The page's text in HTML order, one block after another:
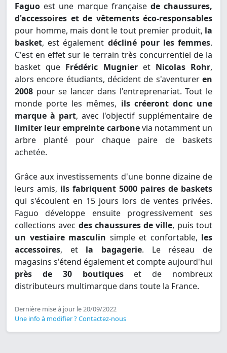
Faguo est une marque française de chaussures,
d'accessoires et de vêtements éco-responsables
pour homme, mais dont le tout premier produit, la
basket, est également décliné pour les femmes.
C'est en effet sur le terrain très concurrentiel de la
basket que Frédéric Mugnieret Nicolas Rohr,
alors encore étudiants, décident de s'aventurer en
2008 pour se lancer dans l'entreprenariat. Tout le
monde porte les mêmes, ils créeront donc une
marque à part, avec l'objectif supplémentaire de
limiter leur empreinte carbonevia notamment un
arbre planté pour chaque paire de baskets
achetée.
Grâce aux investissements d'une bonne dizaine de
leurs amis, ils fabriquent 5000 paires de baskets
qui s'écoulent en 15 jours lors de ventes privées.
Faguo développe ensuite progressivement ses
collections avec des chaussures de ville, puis tout
un vestiaire masculin simple et confortable, les
accessoires, et la bagagerie. Le réseau de
magasins s'étend également et compte aujourd'hui
près de 30 boutiqueset de nombreux
distributeurs multimarque dans toute la France.
Dernière mise à jour le 20/09/2022
Une info à modifier ? Contactez-nous